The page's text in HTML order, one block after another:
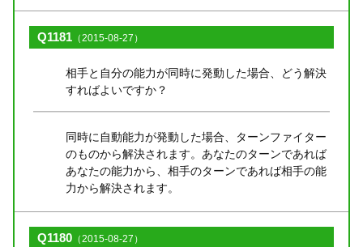
Q1181 （2015-08-27）
相手と自分の能力が同時に発動した場合、どう解決
すればよいですか？
同時に自動能力が発動した場合、ターンファイター
のものから解決されます。あなたのターンであれば
あなたの能力から、相手のターンであれば相手の能
力から解決されます。
Q1180 （2015-08-27）